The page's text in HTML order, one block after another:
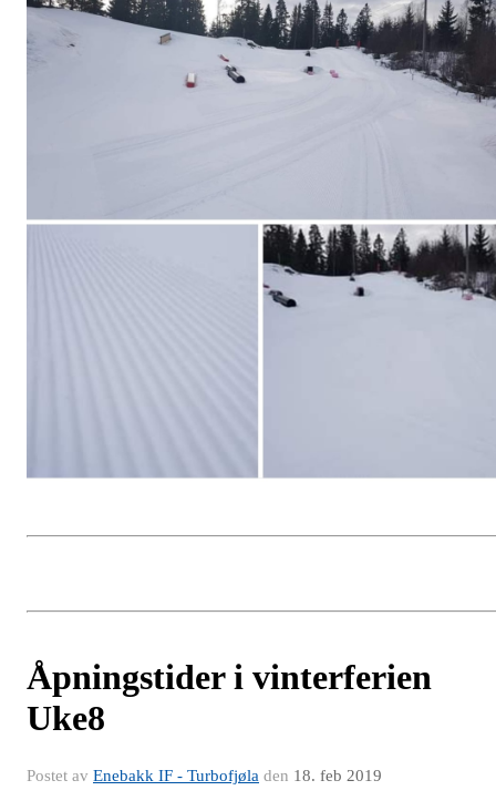
Åpningstider i vinterferien
Uke8
Postet av Enebakk IF - Turbofjøla den 18. feb 2019